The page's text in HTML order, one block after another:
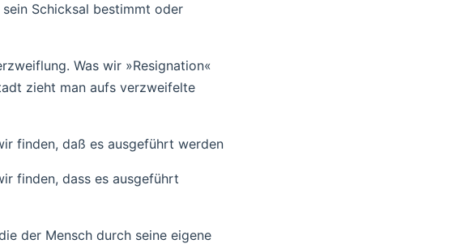
Schicksal bestimmt oder
Was wir »Resignation«
zieht man aufs verzweifelte
finden, daß es ausgeführt werden
finden, dass es ausgeführt
der Mensch durch seine eigene